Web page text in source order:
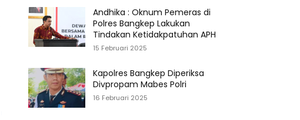
Andhika : Oknum Pemeras di
Polres Bangkep Lakukan
Tindakan Ketidakpatuhan APH
15 Februari 2025
Kapolres Bangkep Diperiksa
Divpropam Mabes Polri
16 Februari 2025